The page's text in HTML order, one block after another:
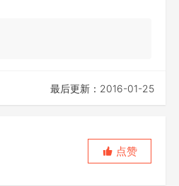
最后更新：2016-01-25
点赞